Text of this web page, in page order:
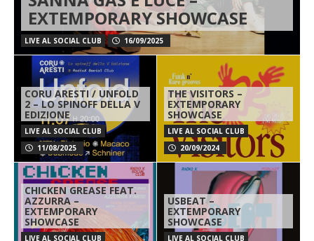
EXTEMPORARY SHOWCASE
LIVE AL SOCIAL CLUB 16/09/2025
CORU ARESTI / UNFOLD
2 – LO SPINOFF DELLA V
EDIZIONE
LIVE AL SOCIAL CLUB
11/08/2025
THE VISITORS –
EXTEMPORARY
SHOWCASE
LIVE AL SOCIAL CLUB
20/09/2024
CHICKEN GREASE FEAT.
AZZURRA –
EXTEMPORARY
SHOWCASE
LIVE AL SOCIAL CLUB
USBEAT –
EXTEMPORARY
SHOWCASE
LIVE AL SOCIAL CLUB